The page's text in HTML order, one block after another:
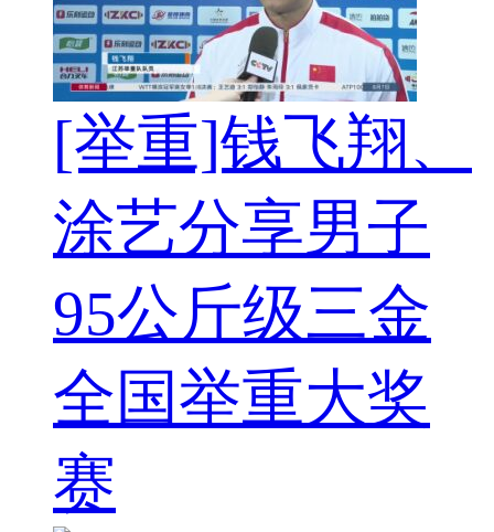
[举重]钱飞翔、
涂艺分享男子
95公斤级三金
全国举重大奖
赛